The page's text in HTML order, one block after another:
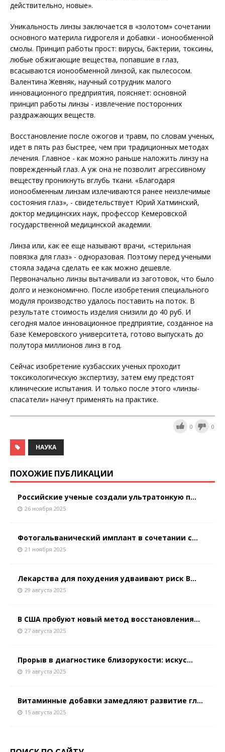
действительно, новые».
Уникальность линзы заключается в «золотом» сочетании
основного материла гидрогеля и добавки - ионообменной
смолы. Принцип работы прост: вирусы, бактерии, токсины,
любые обжигающие вещества, попавшие в глаз,
всасываются ионообменной линзой, как пылесосом.
Валентина Жевняк, научный сотрудник малого
инновационного предприятия, поясняет: основной
принцип работы линзы - извлечение посторонних
раздражающих веществ.
Восстановление после ожогов и травм, по словам ученых,
идет в пять раз быстрее, чем при традиционных методах
лечения. Главное - как можно раньше наложить линзу на
поврежденный глаз. А уж она не позволит агрессивному
веществу проникнуть вглубь ткани. «Благодаря
ионообменным линзам излечиваются ранее неизлечимые
состояния глаз», - свидетельствует Юрий Хатминский,
доктор медицинских наук, профессор Кемеровской
государственной медицинской академии.
Линза или, как ее еще называют врачи, «стерильная
повязка для глаз» - одноразовая. Поэтому перед учеными
стояла задача сделать ее как можно дешевле.
Первоначально линзы вытачивали из заготовок, что было
долго и неэкономично. После изобретения специального
модуля производство удалось поставить на поток. В
результате стоимость изделия снизили до 40 руб. И
сегодня малое инновационное предприятие, созданное на
базе Кемеровского университета, готово выпускать до
полутора миллионов линз в год.
Сейчас изобретение кузбасских ученых проходит
токсикологическую экспертизу, затем ему предстоят
клинические испытания. И только после этого «линзы-
спасатели» начнут применять на практике.
0 0
НАУКА
ПОХОЖИЕ ПУБЛИКАЦИИ
Российские ученые создали ультратонкую п...
26 ноября 2025
Фотогальванический имплант в сочетании с...
21 ноября 2025
Лекарства для похудения удваивают риск В...
29 августа 2025
В США пробуют новый метод восстановления...
27 августа 2025
Прорыв в диагностике близорукости: искус...
19 августа 2025
Витаминные добавки замедляют развитие гл...
15 августа 2025